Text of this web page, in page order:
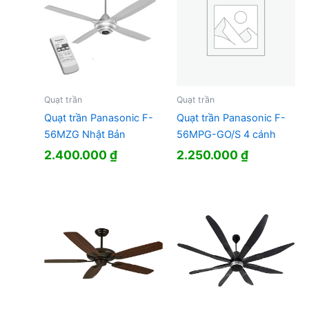
Quạt trần
Quạt trần Panasonic F-
56MZG Nhật Bản
2.400.000₫
Quạt trần
Quạt trần Panasonic F-
56MPG-GO/S 4 cánh
2.250.000₫